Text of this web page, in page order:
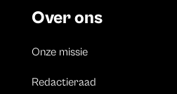
Over ons
Onze missie
Redactieraad